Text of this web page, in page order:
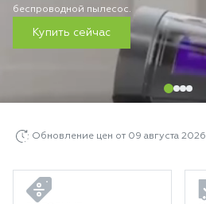
беспроводной пылесос.
Купить сейчас
Обновление цен от 09 августа 2026